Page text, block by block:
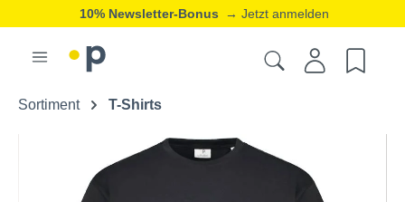
10% Newsletter-Bonus → Jetzt anmelden
Sortiment T-Shirts